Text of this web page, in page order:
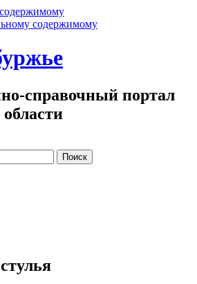
содержимому
справочный портал
стулья